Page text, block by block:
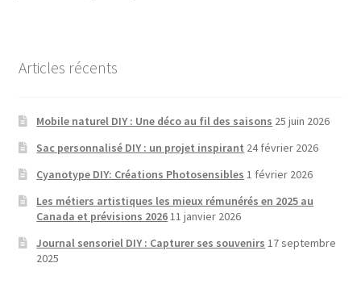
Articles récents
Mobile naturel DIY : Une déco au fil des saisons 25 juin 2026
Sac personnalisé DIY : un projet inspirant 24 février 2026
Cyanotype DIY: Créations Photosensibles 1 février 2026
Les métiers artistiques les mieux rémunérés en 2025 au
Canada et prévisions 202611 janvier 2026
Journal sensoriel DIY : Capturer ses souvenirs 17 septembre
2025